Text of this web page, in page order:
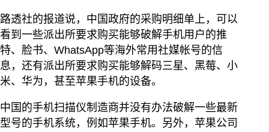
路透社的报道说，中国政府的采购明细单上，可以
看到一些派出所要求购买能够破解手机用户的推
特、脸书、WhatsApp等海外常用社媒帐号的信
息，还有派出所要求购买能够解码三星、黑莓、小
米、华为，甚至苹果手机的设备。
中国的手机扫描仪制造商并没有办法破解一些最新
型号的手机系统，例如苹果手机。另外，苹果公司